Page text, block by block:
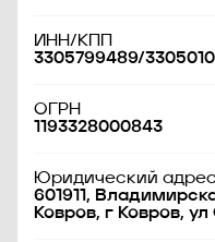
ИНН/КПП
3305799489/
ОГРН
1193328000843
Юридический адрес
601911,
Ковров, г Ковров,